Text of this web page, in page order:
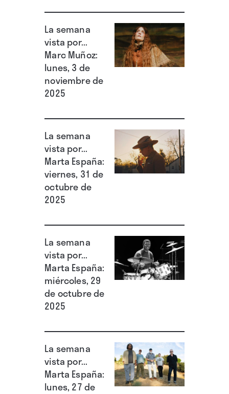
La semana
vista por...
Marc Muñoz:
lunes, 3 de
noviembre de
2025
La semana
vista por...
Marta España:
viernes, 31 de
octubre de
2025
La semana
vista por...
Marta España:
miércoles, 29
de octubre de
2025
La semana
vista por...
Marta España:
lunes, 27 de